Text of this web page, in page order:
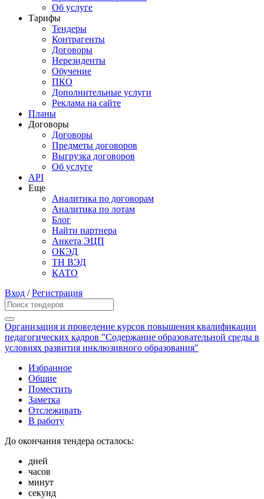
Об услуге
Тарифы
Тендеры
Контрагенты
Договоры
Нерезиденты
Обучение
ПКО
Дополнительные услуги
Реклама на сайте
Планы
Договоры
Договоры
Предметы договоров
Выгрузка договоров
Об услуге
API
Еще
Аналитика по договорам
Аналитика по лотам
Блог
Найти партнера
Анкета ЭЦП
ОКЭД
ТН ВЭД
КАТО
Вход /Регистрация
Организация и проведение курсов повышения квалификации
педагогических кадров "Содержание образовательной среды в
условиях развития инклюзивного образования"
Избранное
Общие
Поместить
Заметка
Отслеживать
В работу
До окончания тендера осталось:
дней
часов
минут
секунд